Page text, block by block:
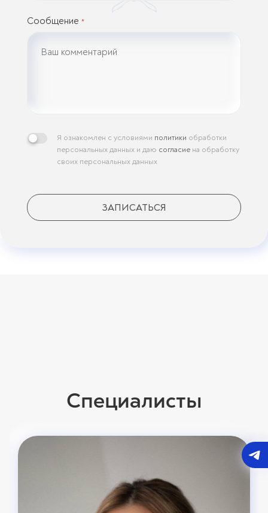
Сообщение *
Я ознакомлен с условиями политики обработки
персональных данных и даю согласие на обработку
своих персональных данных
ЗАПИСАТЬСЯ
Специалисты